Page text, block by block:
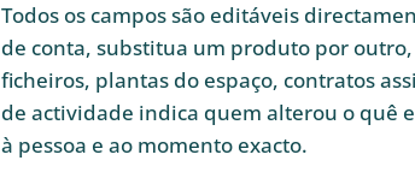
Todos os campos são editáveis
de conta, substitua um produto por
ficheiros, plantas do espaço, contratos
de actividade indica quem alterou o quê
à pessoa e ao momento exacto.